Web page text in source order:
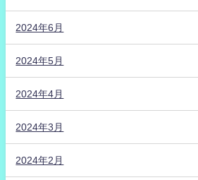
2024年6月
2024年5月
2024年4月
2024年3月
2024年2月